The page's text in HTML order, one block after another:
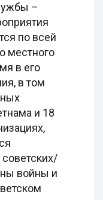
–
по всей
местного
в его
в том
и 18
войны и